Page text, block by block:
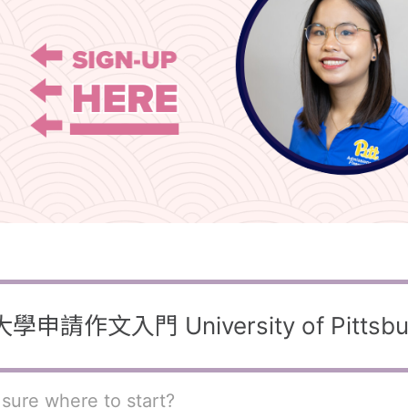
學申請作文入門 University of
where to start?